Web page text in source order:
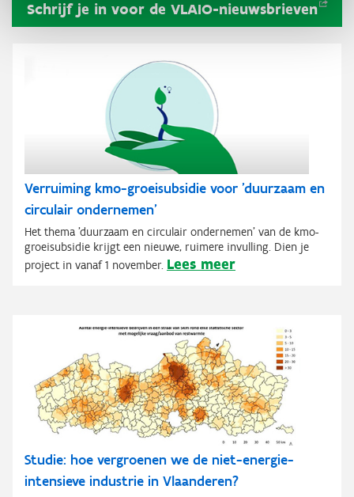
Schrijf je in voor de VLAIO-nieuwsbrieven
Verruiming kmo-groeisubsidie voor 'duurzaam en
circulair ondernemen'
Het thema 'duurzaam en circulair ondernemen' van de kmo-
groeisubsidie krijgt een nieuwe, ruimere invulling. Dien je
project in vanaf 1 november. Lees meer
Studie: hoe vergroenen we de niet-energie-
intensieve industrie in Vlaanderen?